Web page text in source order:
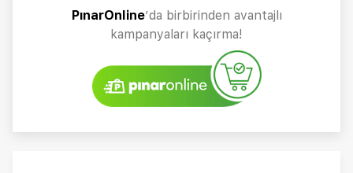
PınarOnline’da birbirinden avantajlı
kampanyaları kaçırma!